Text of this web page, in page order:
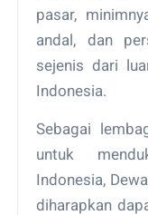
pasar,
andal, dan
sejenis dari
Indonesia.
Sebagai
untuk
Indonesia,
diharapkan